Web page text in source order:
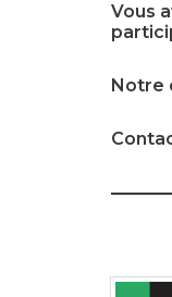
Vous
Notre